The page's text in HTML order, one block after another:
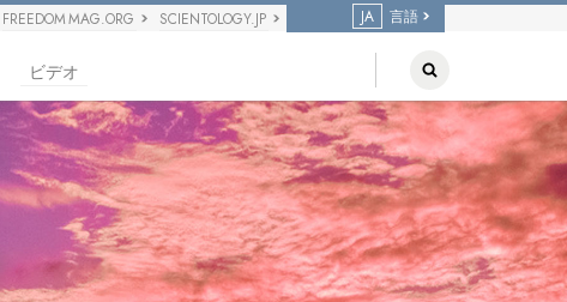
FREEDOM MAG.ORG SCIENTOLOGY.JP JA 言語
ビデオ